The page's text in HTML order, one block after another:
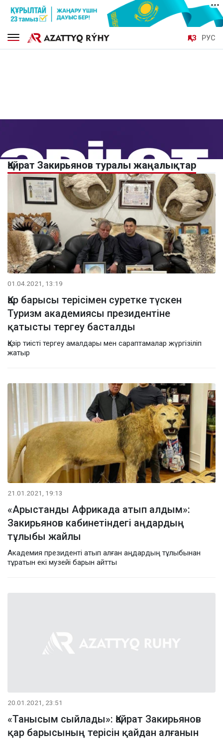
ҚАЗ РУС
Қайрат Закирьянов туралы жаңалықтар
01.04.2021, 13:19
Қар барысы терісімен суретке түскен
Туризм академиясы президентіне
қатысты тергеу басталды
Қазір тиісті тергеу амалдары мен сараптамалар жүргізіліп
жатыр
21.01.2021, 19:13
«Арыстанды Африкада атып алдым»:
Закирьянов кабинетіндегі аңдардың
тұлыбы жайлы
Академия президенті атып алған аңдардың тұлыбынан
тұратын екі музейі барын айтты
20.01.2021, 23:51
«Танысым сыйлады»: Қайрат Закирьянов
қар барысының терісін қайдан алғанын